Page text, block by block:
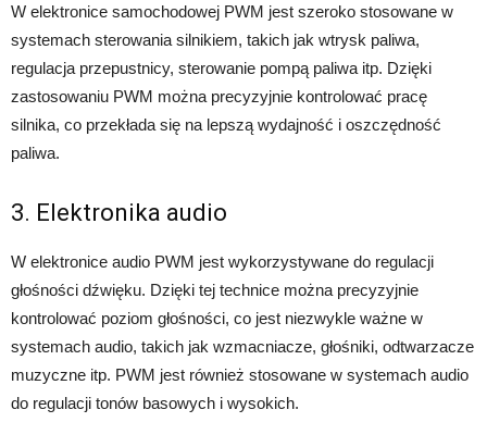
W elektronice samochodowej PWM jest szeroko stosowane w
systemach sterowania silnikiem, takich jak wtrysk paliwa,
regulacja przepustnicy, sterowanie pompą paliwa itp. Dzięki
zastosowaniu PWM można precyzyjnie kontrolować pracę
silnika, co przekłada się na lepszą wydajność i oszczędność
paliwa.
3. Elektronika audio
W elektronice audio PWM jest wykorzystywane do regulacji
głośności dźwięku. Dzięki tej technice można precyzyjnie
kontrolować poziom głośności, co jest niezwykle ważne w
systemach audio, takich jak wzmacniacze, głośniki, odtwarzacze
muzyczne itp. PWM jest również stosowane w systemach audio
do regulacji tonów basowych i wysokich.